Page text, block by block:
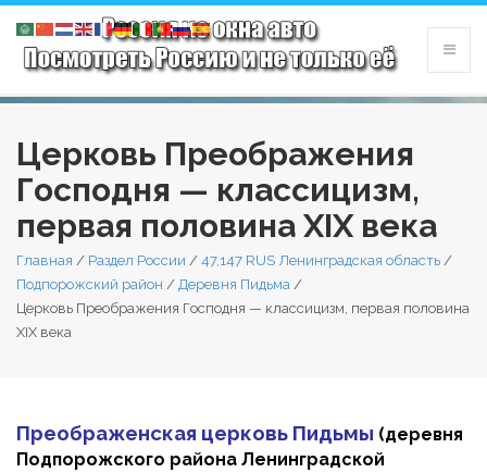
Церковь Преображения
Господня — классицизм,
первая половина XIX века
Главная / Раздел России / 47,147 RUS Ленинградская область /
Подпорожский район / Деревня Пидьма /
Церковь Преображения Господня — классицизм, первая половина
XIX века
Преображенская церковь Пидьмы (деревня
Подпорожского района Ленинградской